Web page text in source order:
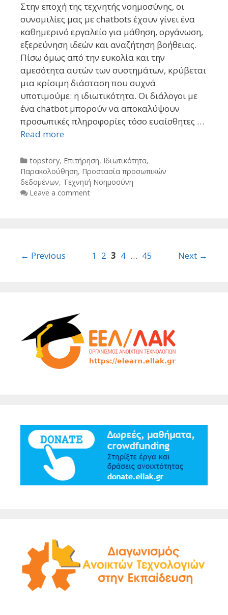
Στην εποχή της τεχνητής νοημοσύνης, οι
συνομιλίες μας με chatbots έχουν γίνει ένα
καθημερινό εργαλείο για μάθηση, οργάνωση,
εξερεύνηση ιδεών και αναζήτηση βοήθειας.
Πίσω όμως από την ευκολία και την
αμεσότητα αυτών των συστημάτων, κρύβεται
μια κρίσιμη διάσταση που συχνά
υποτιμούμε: η ιδιωτικότητα. Οι διάλογοι με
ένα chatbot μπορούν να αποκαλύψουν
προσωπικές πληροφορίες τόσο ευαίσθητες …
Read more
Categories
topstory, Επιτήρηση, Ιδιωτικότητα,
Παρακολούθηση, Προστασία προσωπικών
δεδομένων, Τεχνητή Νοημοσύνη
Leave a comment
Post
← Previous 1 2 3 4 … 45 Next →